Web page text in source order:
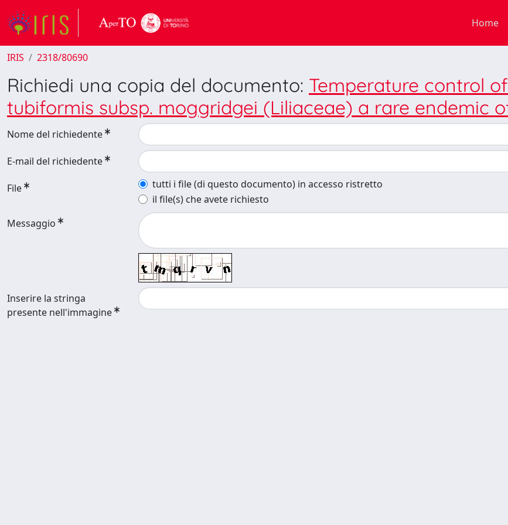
Home
IRIS 2318/80690
Richiedi una copia del documento: Temperature control
tubiformis subsp. moggridgei (Liliaceae) a rare endemic
Nome del richiedente
E-mail del richiedente
File
tutti i file (di questo documento) in accesso ristretto
il file(s) che avete richiesto
Messaggio
Inserire la stringa
presente nell'immagine